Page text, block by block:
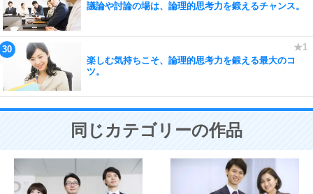
議論や討論の場は、論理的思考力を鍛えるチャンス。
楽しむ気持ちこそ、論理的思考力を鍛える最大のコ
ツ。
同じカテゴリーの作品